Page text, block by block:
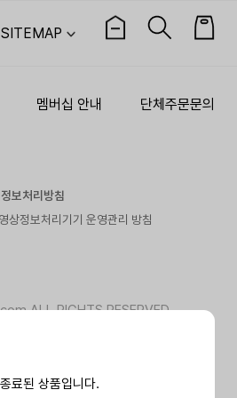
료된 상품입니다.
SITEMAP
멤버십 안내 단체주문문의
보처리방침
상정보처리기기 운영관리 방침
ALL RIGHTS RESERVED